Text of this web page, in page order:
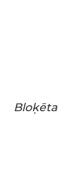
Bloķēta